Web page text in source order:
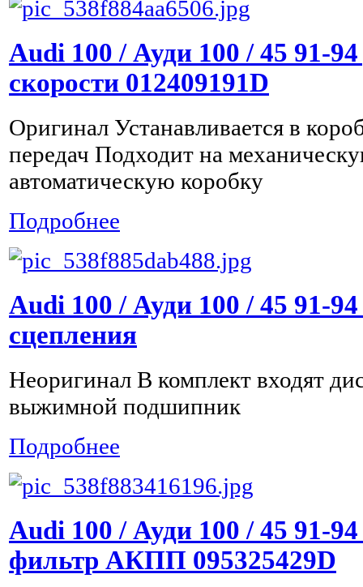
Audi 100 / Ауди 100 / 45 91-
скорости 012409191D
Оригинал Устанавливается в
передач Подходит на
автоматическую коробку
Подробнее
Audi 100 / Ауди 100 / 45 91-
сцепления
Неоригинал В комплект входят
выжимной подшипник
Подробнее
Audi 100 / Ауди 100 / 45 91-
фильтр АКПП 095325429D